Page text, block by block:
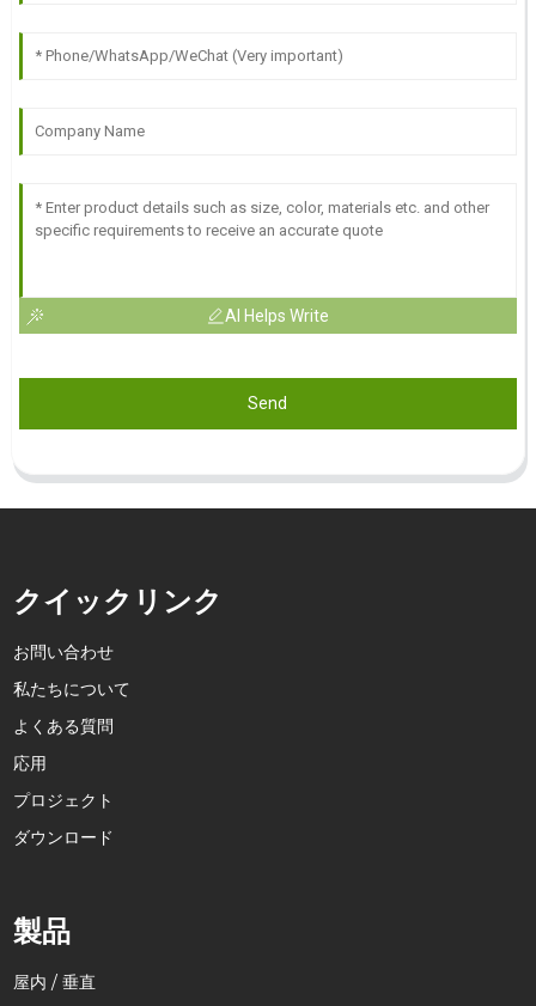
AI Helps Write
Send
クイックリンク
お問い合わせ
私たちについて
よくある質問
応用
プロジェクト
ダウンロード
製品
屋内 / 垂直